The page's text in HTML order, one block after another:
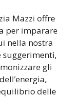
Mazzi offre
per imparare
nella nostra
suggerimenti,
gli
delle